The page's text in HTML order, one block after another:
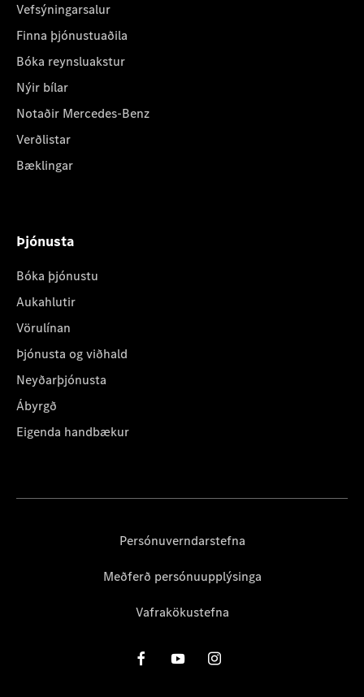
Vefsýningarsalur
Finna þjónustuaðila
Bóka reynsluakstur
Nýir bílar
Notaðir Mercedes-Benz
Verðlistar
Bæklingar
Þjónusta
Bóka þjónustu
Aukahlutir
Vörulínan
Þjónusta og viðhald
Neyðarþjónusta
Ábyrgð
Eigenda handbækur
Persónuverndarstefna
Meðferð persónuupplýsinga
Vafrakökustefna